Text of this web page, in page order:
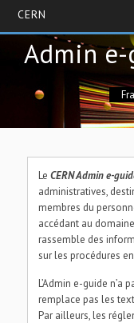
CERN
Admin
Le CERN Admin e-
administratives,
membres du
accédant au
rassemble des
sur les procédures
L’Admin e-guide n’a
remplace pas les
Par ailleurs, les